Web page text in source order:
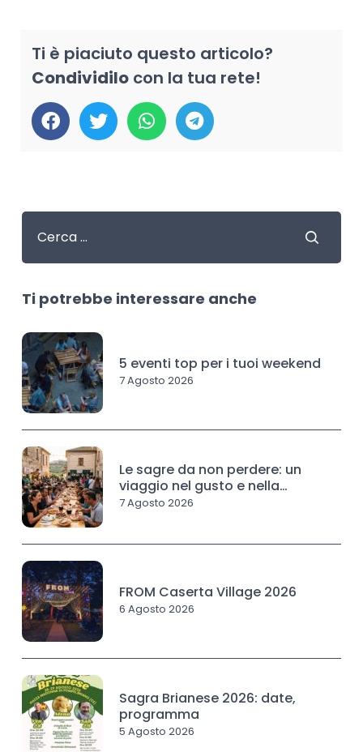
Ti è piaciuto questo articolo?
Condividilocon la tua rete!
Ti potrebbe interessare anche
5 eventi top per i tuoi weekend
7 Agosto 2026
Le sagre da non perdere: un
viaggio nel gusto e nella
tradizione
7 Agosto 2026
FROM Caserta Village 2026
6 Agosto 2026
Sagra Brianese 2026: date,
programma
5 Agosto 2026